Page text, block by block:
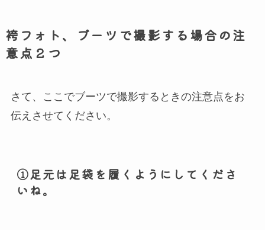
袴フォト、ブーツで撮影する場合の注
意点２つ
さて、ここでブーツで撮影するときの注意点をお
伝えさせてください。
①足元は足袋を履くようにしてくださ
いね。